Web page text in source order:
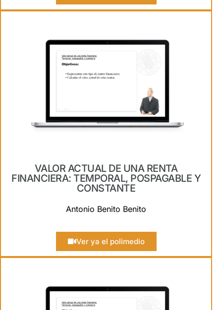
VALOR ACTUAL DE UNA RENTA
FINANCIERA: TEMPORAL, POSPAGABLE Y
CONSTANTE
Antonio Benito Benito
Ver ya el polimedio